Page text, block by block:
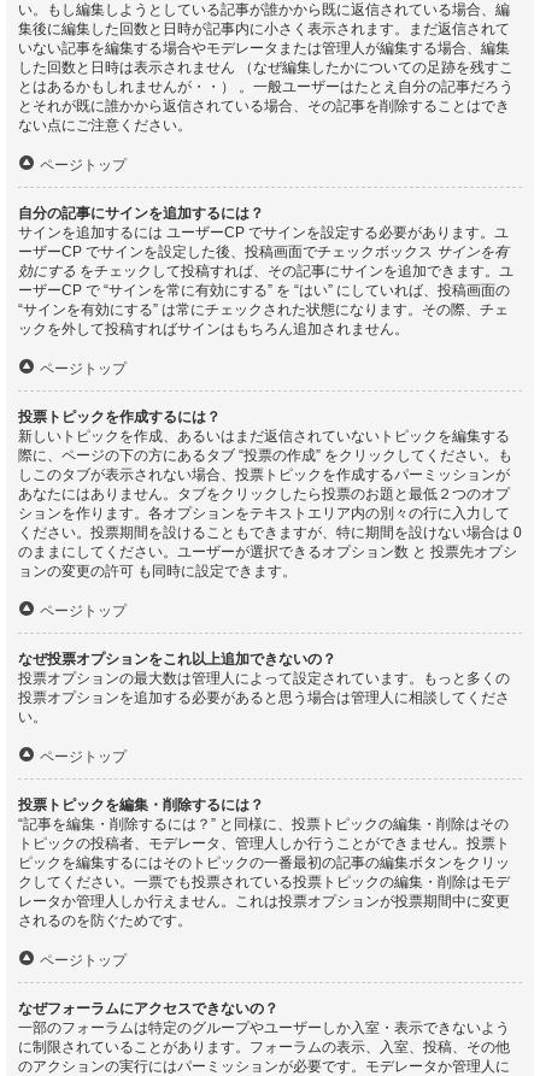
い。もし編集しようとしている記事が誰かから既に返信されている場合、編
集後に編集した回数と日時が記事内に小さく表示されます。まだ返信されて
いない記事を編集する場合やモデレータまたは管理人が編集する場合、編集
した回数と日時は表示されません （なぜ編集したかについての足跡を残すこ
とはあるかもしれませんが・・） 。一般ユーザーはたとえ自分の記事だろう
とそれが既に誰かから返信されている場合、その記事を削除することはでき
ない点にご注意ください。
ページトップ
自分の記事にサインを追加するには？
サインを追加するには ユーザーCP でサインを設定する必要があります。ユ
ーザーCP でサインを設定した後、投稿画面でチェックボックス サインを有
効にする をチェックして投稿すれば、その記事にサインを追加できます。ユ
ーザーCP で “サインを常に有効にする” を “はい” にしていれば、投稿画面の
“サインを有効にする” は常にチェックされた状態になります。その際、チェ
ックを外して投稿すればサインはもちろん追加されません。
ページトップ
投票トピックを作成するには？
新しいトピックを作成、あるいはまだ返信されていないトピックを編集する
際に、ページの下の方にあるタブ “投票の作成” をクリックしてください。も
しこのタブが表示されない場合、投票トピックを作成するパーミッションが
あなたにはありません。タブをクリックしたら投票のお題と最低２つのオプ
ションを作ります。各オプションをテキストエリア内の別々の行に入力して
ください。投票期間を設けることもできますが、特に期間を設けない場合は 0
のままにしてください。ユーザーが選択できるオプション数 と 投票先オプシ
ョンの変更の許可 も同時に設定できます。
ページトップ
なぜ投票オプションをこれ以上追加できないの？
投票オプションの最大数は管理人によって設定されています。もっと多くの
投票オプションを追加する必要があると思う場合は管理人に相談してくださ
い。
ページトップ
投票トピックを編集・削除するには？
“記事を編集・削除するには？” と同様に、投票トピックの編集・削除はその
トピックの投稿者、モデレータ、管理人しか行うことができません。投票ト
ピックを編集するにはそのトピックの一番最初の記事の編集ボタンをクリッ
クしてください。一票でも投票されている投票トピックの編集・削除はモデ
レータか管理人しか行えません。これは投票オプションが投票期間中に変更
されるのを防ぐためです。
ページトップ
なぜフォーラムにアクセスできないの？
一部のフォーラムは特定のグループやユーザーしか入室・表示できないよう
に制限されていることがあります。フォーラムの表示、入室、投稿、その他
のアクションの実行にはパーミッションが必要です。モデレータか管理人に